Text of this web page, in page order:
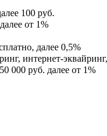
100 руб.
от 1%
далее 0,5%
интернет-
000 руб. далее от 1%